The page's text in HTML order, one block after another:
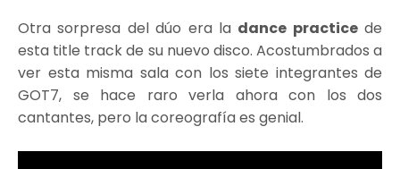
Otra sorpresa del dúo era la dance practicede
esta title track de su nuevo disco. Acostumbrados a
ver esta misma sala con los siete integrantes de
GOT7, se hace raro verla ahora con los dos
cantantes, pero la coreografía es genial.